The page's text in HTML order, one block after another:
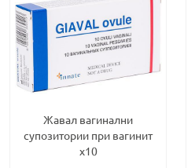
Жавал вагинални
супозитории при вагинит
х10